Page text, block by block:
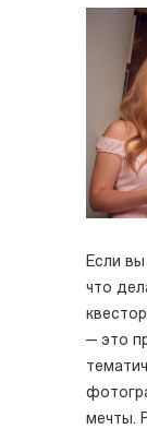
Если
что
— это
мечты.